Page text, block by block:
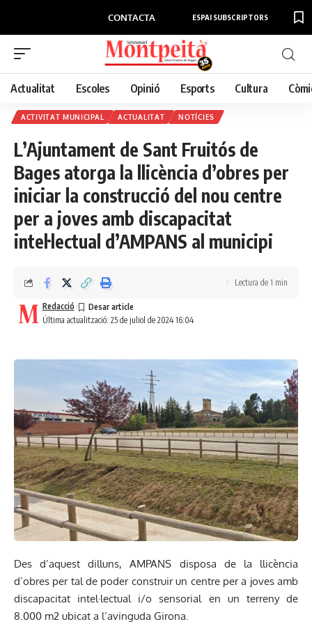
CONTACTA ESPAI SUBSCRIPTORS
Actualitat Escoles Opinió Esports Cultura
ACTIVITAT MUNICIPAL ACTUALITAT NOTÍCIES
L’Ajuntament de Sant Fruitós de
Bages atorga la llicència d’obres per
iniciar la construcció del nou centre
per a joves amb discapacitat
intel·lectual d’AMPANS al municipi
Última actualització: 25 de juliol de 2024 16:04
Redacció
Lectura de 1 min
Des d’aquest dilluns, AMPANS disposa de la llicència
d’obres per tal de poder construir un centre per a joves amb
discapacitat intel·lectual i/o sensorial en un terreny de
8.000 m2 ubicat a l’avinguda Girona.